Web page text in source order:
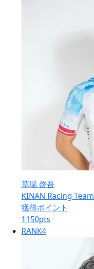
草場 啓吾
KINAN Racing Team
獲得ポイント
1150pts
RANK4